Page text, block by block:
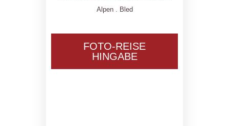
Alpen . Bled
FOTO-REISE
HINGABE